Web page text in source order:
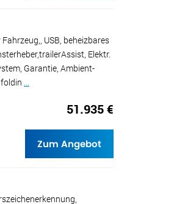
USB, beheizbares
Elektr.
Garantie, Ambient-
...
51.935 €
Zum Angebot